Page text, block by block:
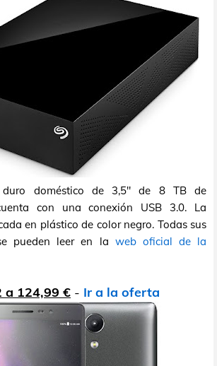
duro doméstico de 3,5" de 8 TB de
con una conexión USB 3.0. La
en plástico de color negro. Todas sus
pueden leer en la web oficial de la
a 124,99 € - Ir a la oferta